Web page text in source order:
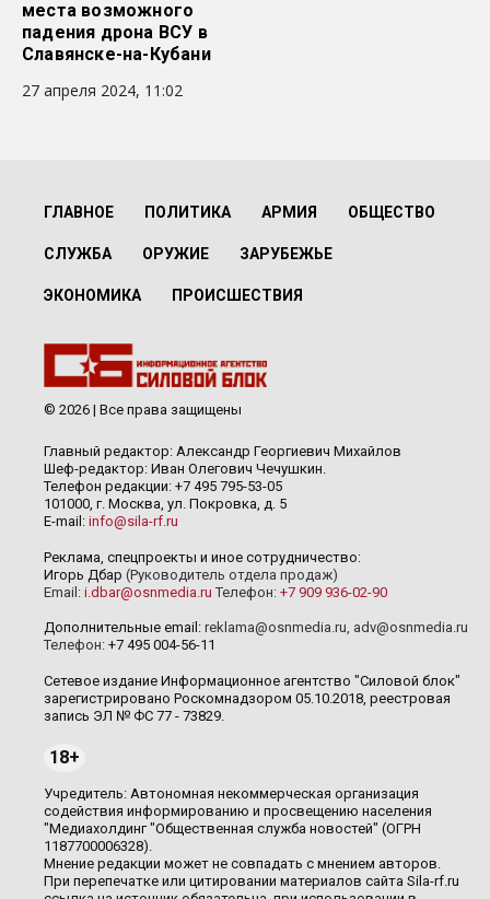
места возможного
падения дрона ВСУ в
Славянске-на-Кубани
27 апреля 2024, 11:02
ГЛАВНОЕ ПОЛИТИКА АРМИЯ ОБЩЕСТВО
СЛУЖБА ОРУЖИЕ ЗАРУБЕЖЬЕ
ЭКОНОМИКА ПРОИСШЕСТВИЯ
© 2026 | Все права защищены
Главный редактор: Александр Георгиевич Михайлов
Шеф-редактор: Иван Олегович Чечушкин.
Телефон редакции: +7 495 795-53-05
101000, г. Москва, ул. Покровка, д. 5
E-mail: info@sila-rf.ru
Реклама, спецпроекты и иное сотрудничество:
Игорь Дбар (Руководитель отдела продаж)
Email: i.dbar@osnmedia.ru Телефон: +7 909 936-02-90
Дополнительные email: reklama@osnmedia.ru, adv@osnmedia.ru
Телефон: +7 495 004-56-11
Сетевое издание Информационное агентство "Силовой блок"
зарегистрировано Роскомнадзором 05.10.2018, реестровая
запись ЭЛ № ФС 77 - 73829.
18+
Учредитель: Автономная некоммерческая организация
содействия информированию и просвещению населения
"Медиахолдинг "Общественная служба новостей" (ОГРН
1187700006328).
Мнение редакции может не совпадать с мнением авторов.
При перепечатке или цитировании материалов сайта Sila-rf.ru